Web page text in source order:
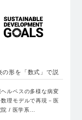
の形を「数式」で説
ヘルペスの多様な病変
数理モデルで再現－医
院 / 医学系…